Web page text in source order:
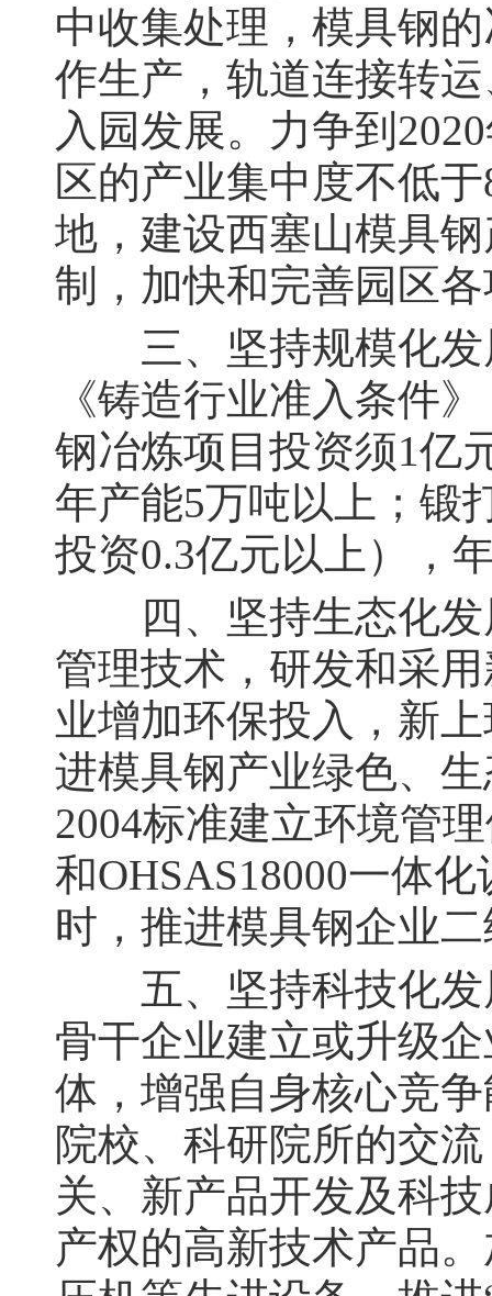
中收集处理，模具钢
作生产，轨道连接转
入园发展。力争到
区的产业集中度不低
地，建设西塞山模具
制，加快和完善园区
三、坚持规模化发
《铸造行业准入条件
钢冶炼项目投资须1亿
年产能5万吨以上；锻
投资0.3亿元以上），
四、坚持生态化发
管理技术，研发和采
业增加环保投入，新
进模具钢产业绿色、
2004标准建立环境管
和OHSAS18000一体
时，推进模具钢企业
五、坚持科技化发
骨干企业建立或升级
体，增强自身核心竞
院校、科研院所的交
关、新产品开发及科
产权的高新技术产品